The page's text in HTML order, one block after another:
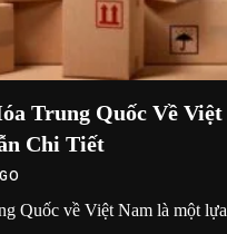
Trung Quốc Về Việt
Chi Tiết
Quốc về Việt Nam là một lựa